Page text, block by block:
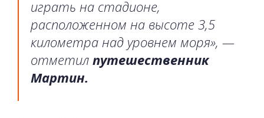
играть на стадионе,
расположенном на высоте 3,5
километра над уровнем моря», —
отметил путешественник
Мартин.